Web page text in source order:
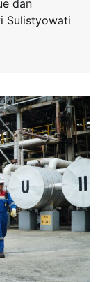
dan
Sulistyowati